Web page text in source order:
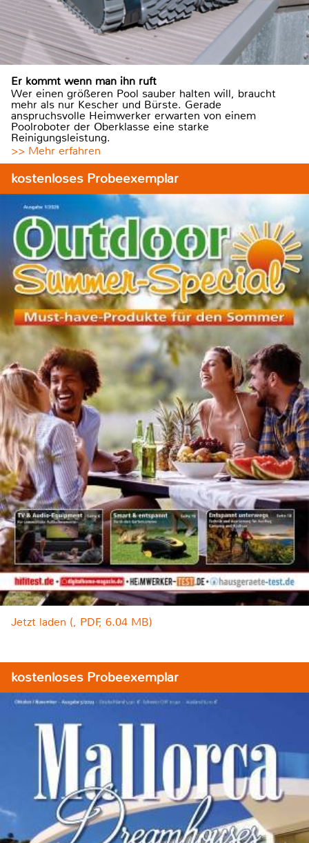
Er kommt wenn man ihn ruft
Wer einen größeren Pool sauber halten will, braucht
mehr als nur Kescher und Bürste. Gerade
anspruchsvolle Heimwerker erwarten von einem
Poolroboter der Oberklasse eine starke
Reinigungsleistung.
>> Mehr erfahren
kostenloses Probeexemplar
Jetzt laden (, PDF, 6.04 MB)
kostenloses Probeexemplar